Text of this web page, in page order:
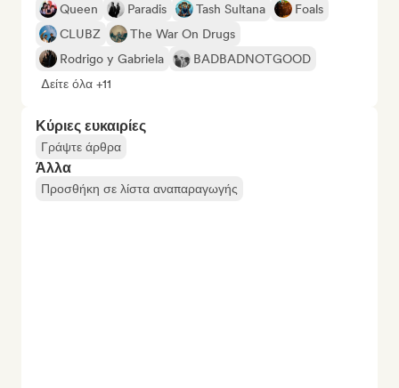
Queen Paradis Tash Sultana
Foals
CLUBZ
The War On Drugs
Rodrigo y Gabriela
BADBADNOTGOOD
Δείτε όλα +11
Κύριες ευκαιρίες
Γράψτε άρθρα
Άλλα
Προσθήκη σε λίστα αναπαραγωγής